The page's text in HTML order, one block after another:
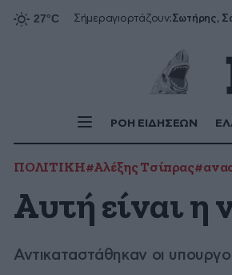
Σήμεραγιορτάζουν:
ΡΟΗ ΕΙΔΗΣΕΩΝ
ΠΟΛΙΤΙΚΗ#Αλέξης Τσίπρας
Αυτή είναι η
Αντικαταστάθηκαν οι